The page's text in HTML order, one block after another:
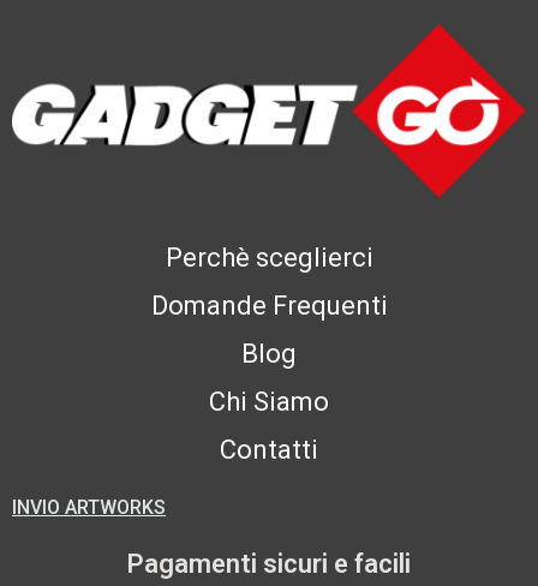
Perchè sceglierci
Domande Frequenti
Blog
Chi Siamo
Contatti
INVIO ARTWORKS
Pagamenti sicuri e facili